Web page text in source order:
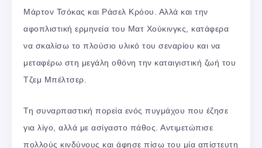
Μάρτον Τσόκας και Ράσελ Κρόου. Αλλά και την
αφοπλιστική ερμηνεία του Ματ Χούκινγκς, κατάφερα
να σκαλίσω το πλούσιο υλικό του σεναρίου και να
μεταφέρω στη μεγάλη οθόνη την καταιγιστική ζωή του
Τζεμ Μπέλτσερ.
Τη συναρπαστική πορεία ενός πυγμάχου που έζησε
για λίγο, αλλά με ασίγαστο πάθος. Αντιμετώπισε
πολλούς κινδύνους και άφησε πίσω του μία απίστευτη